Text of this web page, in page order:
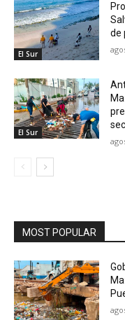
El Sur
de
El Sur
MOST POPULAR